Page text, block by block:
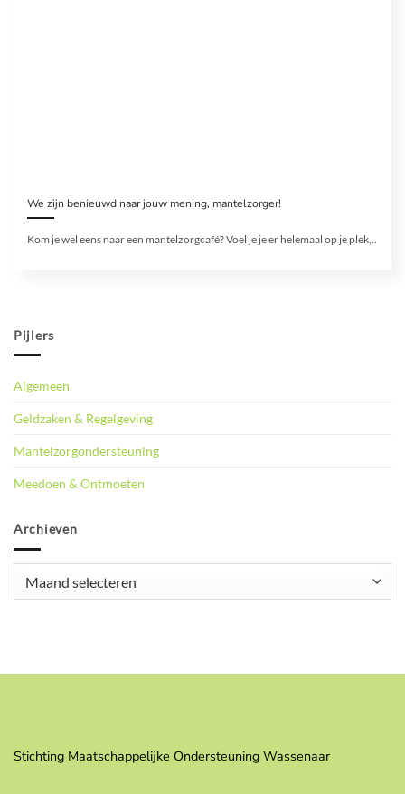
Pijlers
Algemeen
Geldzaken & Regelgeving
Mantelzorgondersteuning
Meedoen & Ontmoeten
Archieven
We zijn benieuwd naar jouw mening, mantelzorger!
Kom je wel eens naar een mantelzorgcafé? Voel je je er helemaal op je plek,..
Stichting Maatschappelijke Ondersteuning Wassenaar